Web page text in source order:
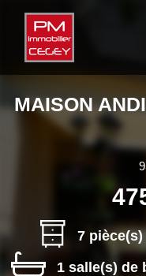
MAISON
7 pièce(s)
1 salle(s) de